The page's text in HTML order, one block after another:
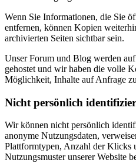
Wenn Sie Informationen, die Sie
entfernen, können Kopien
archivierten Seiten sichtbar sein.
Unser Forum und Blog werden
gehostet und wir haben die volle
Möglichkeit, Inhalte auf Anfrage
Nicht persönlich
Wir können nicht persönlich
anonyme Nutzungsdaten,
Plattformtypen, Anzahl der Klicks
Nutzungsmuster unserer Website